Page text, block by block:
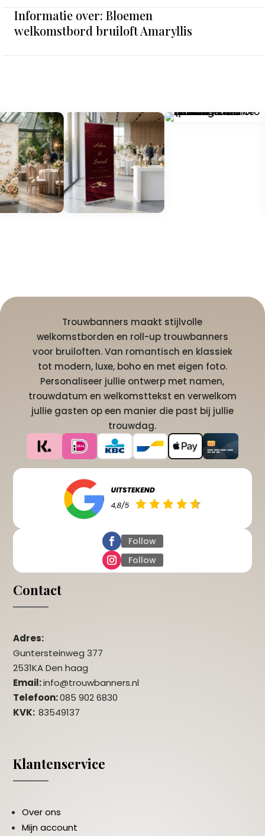
Informatie over: Bloemen
welkomstbord bruiloft Amaryllis
Trouwbanners maakt stijlvolle
welkomstborden en roll-up trouwbanners
voor bruiloften. Van romantisch en klassiek
tot modern, luxe, boho en met eigen foto.
Personaliseer jullie ontwerp met namen,
trouwdatum en welkomsttekst en verwelkom
jullie gasten op een manier die past bij jullie
trouwdag.
Follow
Follow
Contact
Adres:
Guntersteinweg 377
2531KA Den haag
Email:info@trouwbanners.nl
Telefoon:085 902 6830
KVK:83549137
Klantenservice
Over ons
Mijn account